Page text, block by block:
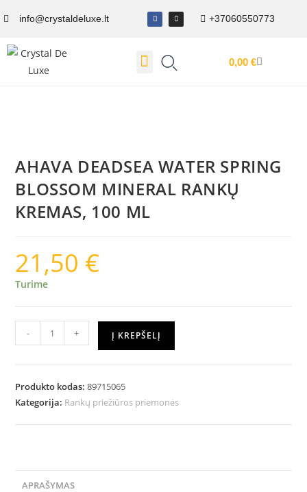
info@crystaldeluxe.lt +37060550773
0,00 €
AHAVA DEADSEA WATER SPRING
BLOSSOM MINERAL RANKŲ
KREMAS, 100 ML
21,50 €
Turime
- + Į KREPŠELĮ
Produkto kodas:89715065
Kategorija: Rankų priežiūros priemonės
APRAŠYMAS